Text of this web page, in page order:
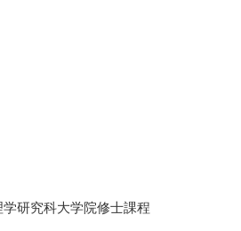
研究科大学院修士課程